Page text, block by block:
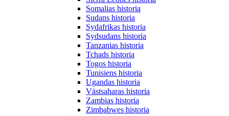
Somalias historia
Sudans historia
Sydafrikas historia
Sydsudans historia
Tanzanias historia
Tchads historia
Togos historia
Tunisiens historia
Ugandas historia
Västsaharas historia
Zambias historia
Zimbabwes historia